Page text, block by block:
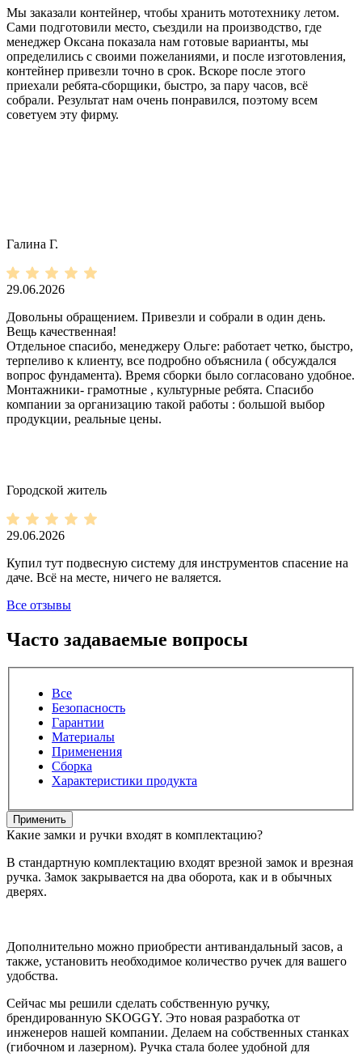
Мы заказали контейнер, чтобы хранить мототехнику летом.
Сами подготовили место, съездили на производство, где
менеджер Оксана показала нам готовые варианты, мы
определились с своими пожеланиями, и после изготовления,
контейнер привезли точно в срок. Вскоре после этого
приехали ребята-сборщики, быстро, за пару часов, всё
собрали. Результат нам очень понравился, поэтому всем
советуем эту фирму.
Галина Г.
29.06.2026
Довольны обращением. Привезли и собрали в один день.
Вещь качественная!
Отдельное спасибо, менеджеру Ольге: работает четко, быстро,
терпеливо к клиенту, все подробно объяснила ( обсуждался
вопрос фундамента). Время сборки было согласовано удобное.
Монтажники- грамотные , культурные ребята. Спасибо
компании за организацию такой работы : большой выбор
продукции, реальные цены.
Городской житель
29.06.2026
Купил тут подвесную систему для инструментов спасение на
даче. Всё на месте, ничего не валяется.
Все отзывы
Часто задаваемые вопросы
Все
Безопасность
Гарантии
Материалы
Применения
Сборка
Характеристики продукта
Применить
Какие замки и ручки входят в комплектацию?
В стандартную комплектацию входят врезной замок и врезная
ручка. Замок закрывается на два оборота, как и в обычных
дверях.
Дополнительно можно приобрести антивандальный засов, а
также, установить необходимое количество ручек для вашего
удобства.
Сейчас мы решили сделать собственную ручку,
брендированную SKOGGY. Это новая разработка от
инженеров нашей компании. Делаем на собственных станках
(гибочном и лазерном). Ручка стала более удобной для